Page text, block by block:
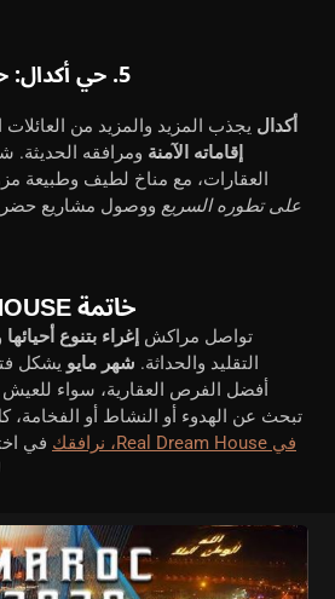
5. حي أكدال: حي في تطور مستمر
أكدال يجذب المزيد والمزيد من
إقاماته الآمنة ومرافقه الحديثة.
العقارات، مع مناخ لطيف وطبيعة
على تطوره السريع ووصول مشاريع
خاتمة REAL DREAM HOUSE
تواصل مراكش إغراء بتنوع أحيائها
التقليد والحداثة. شهر مايو يشكل
أفضل الفرص العقارية، سواء
تبحث عن الهدوء أو النشاط أو الفخامة،
في Real Dream House، نرافقك
في